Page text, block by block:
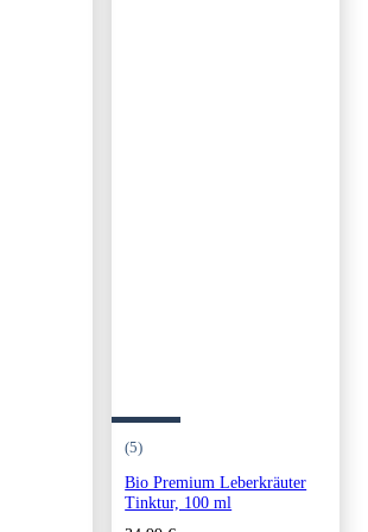
(5)
Bio Premium Leberkräuter
Tinktur, 100 ml